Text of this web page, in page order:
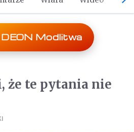
DEON Modlitwa
że te pytania nie